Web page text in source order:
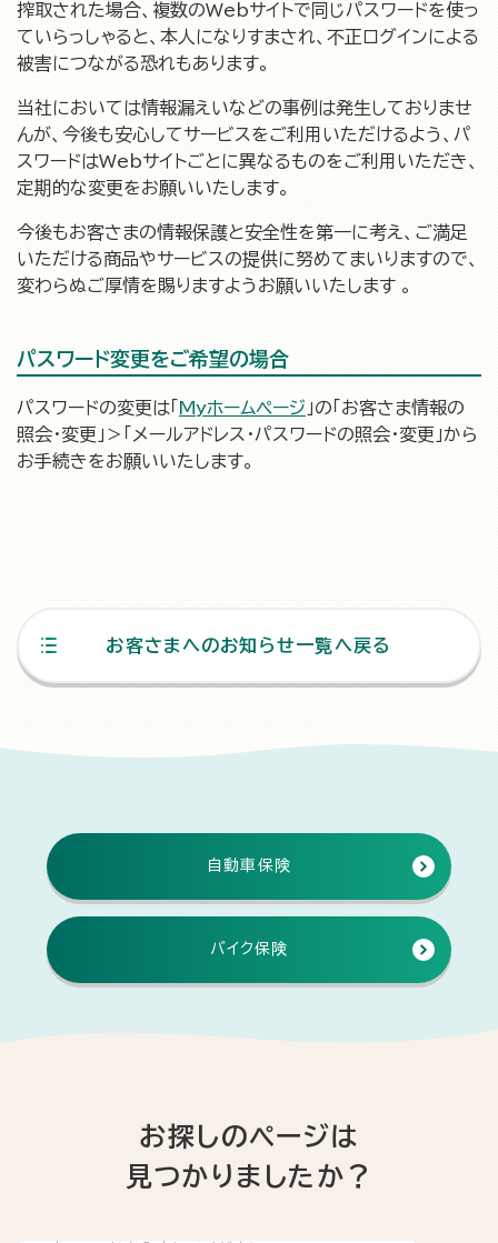
搾取された場合、複数のWebサイトで同じパスワードを使っ
ていらっしゃると、本人になりすまされ、不正ログインによる
被害につながる恐れもあります。
当社においては情報漏えいなどの事例は発生しておりませ
んが、今後も安心してサービスをご利用いただけるよう、パ
スワードはWebサイトごとに異なるものをご利用いただき、
定期的な変更をお願いいたします。
今後もお客さまの情報保護と安全性を第一に考え、ご満足
いただける商品やサービスの提供に努めてまいりますので、
変わらぬご厚情を賜りますようお願いいたします 。
パスワード変更をご希望の場合
パスワードの変更は「Myホームページ 」の「お客さま情報の
照会・変更」＞「メールアドレス・パスワードの照会・変更」から
お手続きをお願いいたします。
お客さまへのお知らせ一覧へ戻る
自動車保険
バイク保険
お探しのページは
見つかりましたか？